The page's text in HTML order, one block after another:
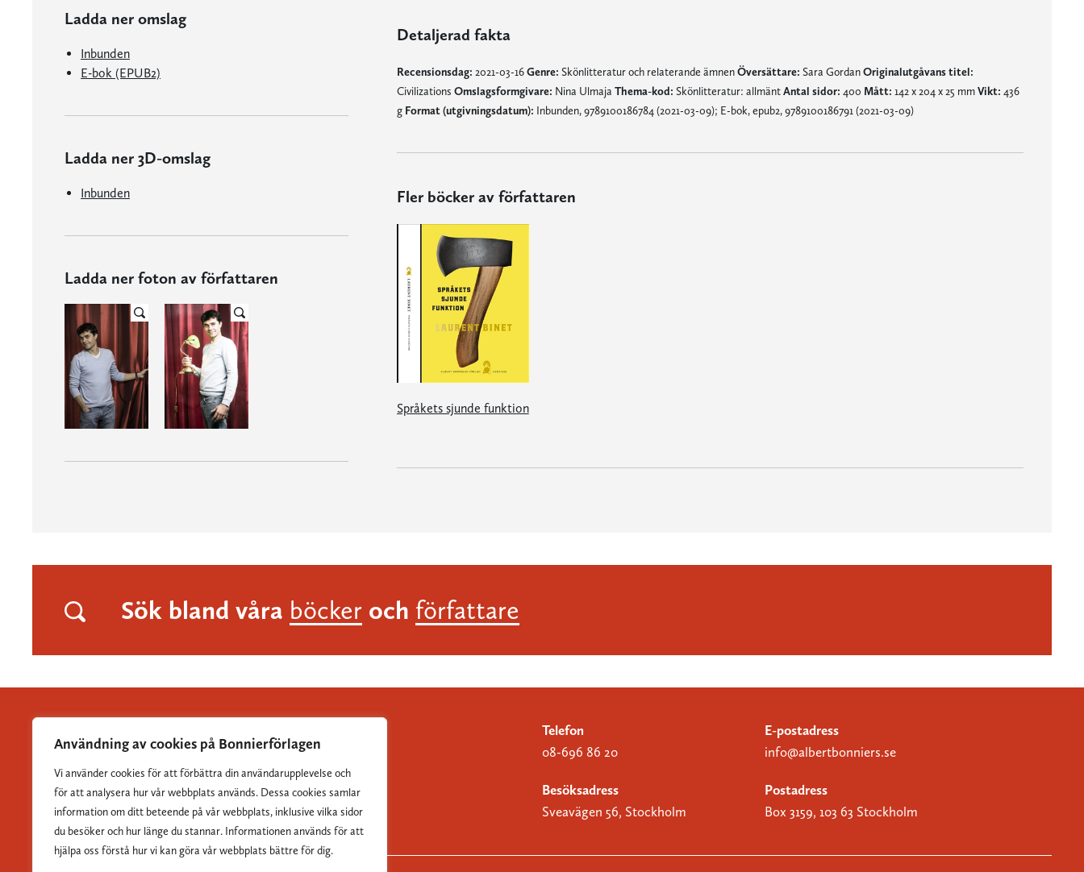
Användning av cookies på Bonnierförlagen
Vi använder cookies för att förbättra din användarupplevelse och
för att analysera hur vår webbplats används. Dessa cookies samlar
information om ditt beteende på vår webbplats, inklusive vilka sidor
du besöker och hur länge du stannar. Informationen används för att
hjälpa oss förstå hur vi kan göra vår webbplats bättre för dig.
Ladda ner omslag
Inbunden
E-bok (EPUB2)
Ladda ner 3D-omslag
Inbunden
Ladda ner foton av författaren
Detaljerad fakta
Recensionsdag: 2021-03-16Genre: Skönlitteratur och relaterande ämnenÖversättare: Sara GordanOriginalutgåvans titel:
Civilizations Omslagsformgivare: Nina Ulmaja Thema-kod: Skönlitteratur: allmäntAntal sidor: 400 Mått: 142 x 204 x 25 mmVikt: 436
g Format (utgivningsdatum): Inbunden, 9789100186784 (2021-03-09); E-bok, epub2, 9789100186791 (2021-03-09)
Fler böcker av författaren
Språkets sjunde funktion
Sök bland våra böcker och författare
Albert Bonniers Förlag grundades 1837 och är Sveriges
största skönlitterära förlag.
Telefon
08-696 86 20
E-postadress
info@albertbonniers.se
Besöksadress
Sveavägen 56, Stockholm
Postadress
Box 3159, 103 63 Stockholm